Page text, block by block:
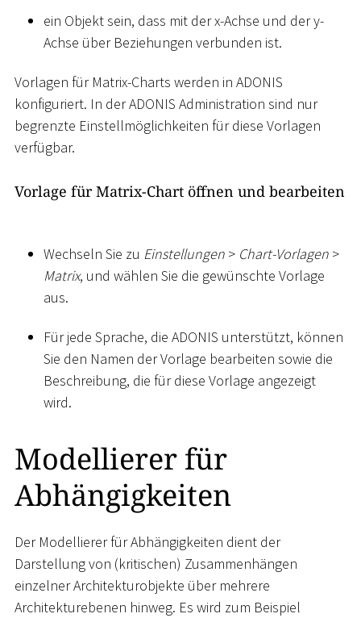
ein Objekt sein, dass mit der x-Achse und der y-
Achse über Beziehungen verbunden ist.
Vorlagen für Matrix-Charts werden in ADONIS
konfiguriert. In der ADONIS Administration sind nur
begrenzte Einstellmöglichkeiten für diese Vorlagen
verfügbar.
Vorlage für Matrix-Chart öffnen und bearbeiten
Wechseln Sie zu Einstellungen > Chart-Vorlagen >
Matrix, und wählen Sie die gewünschte Vorlage
aus.
Für jede Sprache, die ADONIS unterstützt, können
Sie den Namen der Vorlage bearbeiten sowie die
Beschreibung, die für diese Vorlage angezeigt
wird.
Modellierer für
Abhängigkeiten
Der Modellierer für Abhängigkeiten dient der
Darstellung von (kritischen) Zusammenhängen
einzelner Architekturobjekte über mehrere
Architekturebenen hinweg. Es wird zum Beispiel